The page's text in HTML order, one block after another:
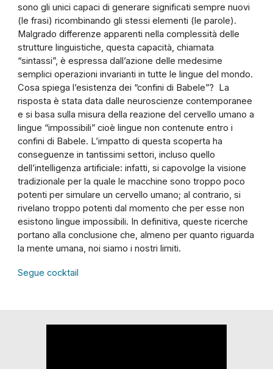
sono gli unici capaci di generare significati sempre nuovi
(le frasi) ricombinando gli stessi elementi (le parole).
Malgrado differenze apparenti nella complessità delle
strutture linguistiche, questa capacità, chiamata
“sintassi”, è espressa dall’azione delle medesime
semplici operazioni invarianti in tutte le lingue del mondo.
Cosa spiega l’esistenza dei “confini di Babele”? La
risposta è stata data dalle neuroscienze contemporanee
e si basa sulla misura della reazione del cervello umano a
lingue “impossibili” cioè lingue non contenute entro i
confini di Babele. L’impatto di questa scoperta ha
conseguenze in tantissimi settori, incluso quello
dell’intelligenza artificiale: infatti, si capovolge la visione
tradizionale per la quale le macchine sono troppo poco
potenti per simulare un cervello umano; al contrario, si
rivelano troppo potenti dal momento che per esse non
esistono lingue impossibili. In definitiva, queste ricerche
portano alla conclusione che, almeno per quanto riguarda
la mente umana, noi siamo i nostri limiti.
Segue cocktail